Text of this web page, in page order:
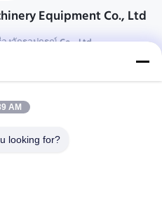
Equipment Co., Ltd
งจักรอุปกรณ์ Co. , Ltd
ต่อ
Wanjiang, DongGuan,
-88125248
AM
looking for?